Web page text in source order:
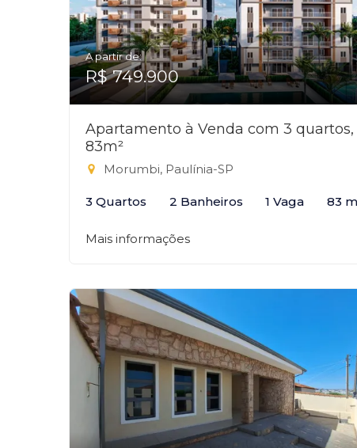
A partir de:
R$ 749.900
Apartamento à Venda com 3 quartos,
83m²
Morumbi, Paulínia-SP
3 Quartos 2 Banheiros 1 Vaga 83
Mais informações